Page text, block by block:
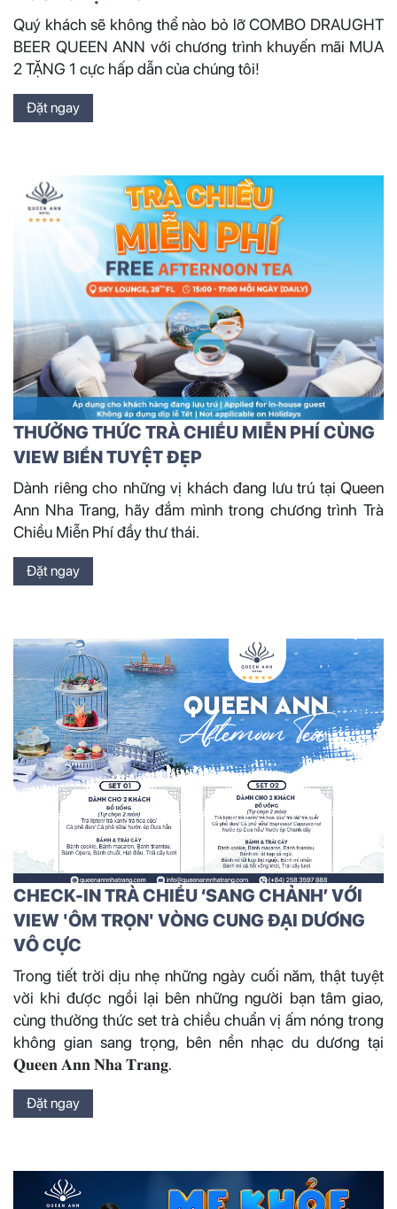
Quý khách sẽ không thể nào bỏ lỡ COMBO DRAUGHT
BEER QUEEN ANN với chương trình khuyến mãi MUA
2 TẶNG 1 cực hấp dẫn của chúng tôi!
Đặt ngay
THƯỞNG THỨC TRÀ CHIỀU MIỄN PHÍ CÙNG
VIEW BIỂN TUYỆT ĐẸP
Dành riêng cho những vị khách đang lưu trú tại Queen
Ann Nha Trang, hãy đắm mình trong chương trình Trà
Chiều Miễn Phí đầy thư thái.
Đặt ngay
CHECK-IN TRÀ CHIỀU ‘SANG CHẢNH’ VỚI
VIEW 'ÔM TRỌN' VÒNG CUNG ĐẠI DƯƠNG
VÔ CỰC
Trong tiết trời dịu nhẹ những ngày cuối năm, thật tuyệt
vời khi được ngồi lại bên những người bạn tâm giao,
cùng thưởng thức set trà chiều chuẩn vị ấm nóng trong
không gian sang trọng, bên nền nhạc du dương tại
𝐐𝐮𝐞𝐞𝐧 𝐀𝐧𝐧 𝐍𝐡𝐚 𝐓𝐫𝐚𝐧𝐠.
Đặt ngay